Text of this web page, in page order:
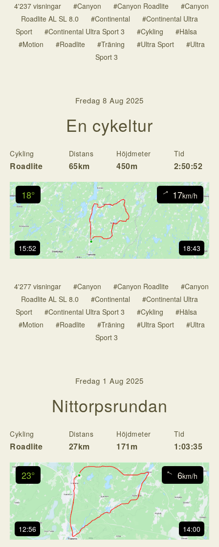
4'237 visningar #Canyon #Canyon Roadlite
#Canyon
Roadlite AL SL 8.0
#Continental
#Continental Ultra
Sport
#Continental Ultra Sport 3 #Cykling
#Hälsa
#Motion
#Roadlite #Träning #Ultra Sport
#Ultra
Sport 3
Fredag 8 Aug 2025
En cykeltur
Cykling
Roadlite
Distans
65km
Höjdmeter
450m
Tid
2:50:52
18° 17km/h
↓
15:52 18:43
4'277 visningar #Canyon #Canyon Roadlite
#Canyon
Roadlite AL SL 8.0
#Continental
#Continental Ultra
Sport
#Continental Ultra Sport 3 #Cykling
#Hälsa
#Motion
#Roadlite #Träning #Ultra Sport
#Ultra
Sport 3
Fredag 1 Aug 2025
Nittorpsrundan
Cykling
Roadlite
Distans
27km
Höjdmeter
171m
Tid
1:03:35
23° 6km/h
↓
12:56 14:00